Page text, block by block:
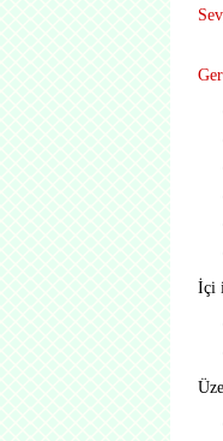
İçi